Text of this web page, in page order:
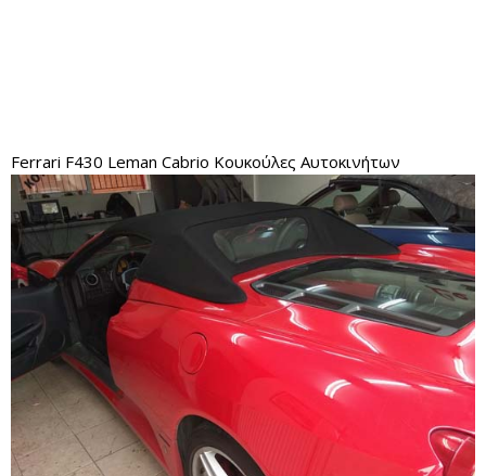
Ferrari F430 Leman Cabrio Κουκούλες Αυτοκινήτων